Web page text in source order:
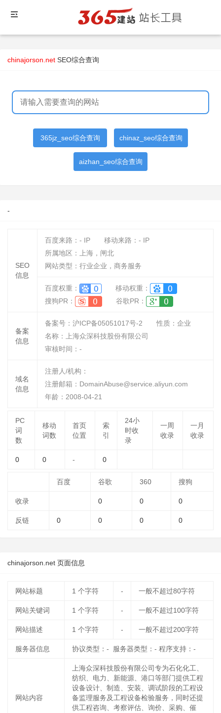
chinajorson.net SEO综合查询
365jz_seo综合查询 chinaz_seo综合查询
aizhan_seo综合查询
-
SEO
信息
百度来路： - IP 移动来路： - IP
所属地区：上海，闸北
网站类型：行业企业，商务服务
百度权重：
移动权重：
搜狗PR：
谷歌PR：
备案
信息
备案号：沪ICP备05051017号-2 性质： 企业
名称：
上海众深科技股份有限公司
审核时间： -
域名
信息
注册人/机构：
注册邮箱：DomainAbuse@service.aliyun.com
年龄：2008-04-21
PC
词
数
移动
词数
首页
位置
索
引
24小
时收
录
一周
收录
一月
收录
0 0 - 0
百度 谷歌 360 搜狗
收录 0 0 0
反链 0 0 0 0
chinajorson.net 页面信息
网站标题 1 个字符 - 一般不超过80字符
网站关键词 1 个字符 - 一般不超过100字符
网站描述 1 个字符 - 一般不超过200字符
服务器信息 协议类型：- 服务器类型：- 程序支持：-
网站内容
上海众深科技股份有限公司专为石化化工、
纺织、电力、新能源、港口等部门提供工程
设备设计、制造、安装、调试阶段的工程设
备监理服务及工程设备检验服务，同时还提
供工程咨询、考察评估、询价、采购、催